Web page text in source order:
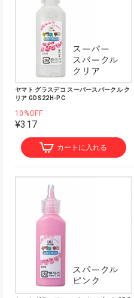
ヤマト グラスデコ スーパースパークル ク
リア GDS22H-PC
10%OFF
¥317
カートに入れる